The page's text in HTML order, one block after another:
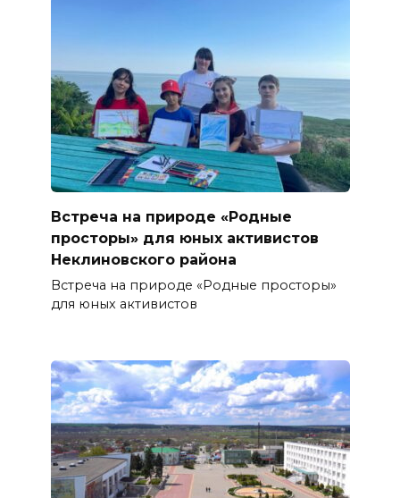
Встреча на природе «Родные
просторы» для юных активистов
Неклиновского района
Встреча на природе «Родные просторы»
для юных активистов